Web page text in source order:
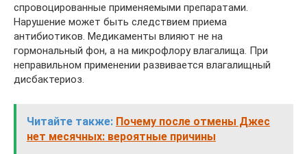
спровоцированные применяемыми препаратами.
Нарушение может быть следствием приема
антибиотиков. Медикаменты влияют не на
гормональный фон, а на микрофлору влагалища. При
неправильном применении развивается влагалищный
дисбактериоз.
Читайте также: Почему после отмены Джес
нет месячных: вероятные причины